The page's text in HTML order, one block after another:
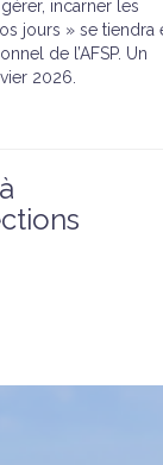
incarner les
jours » se tiendra
de l’AFSP. Un
2026.